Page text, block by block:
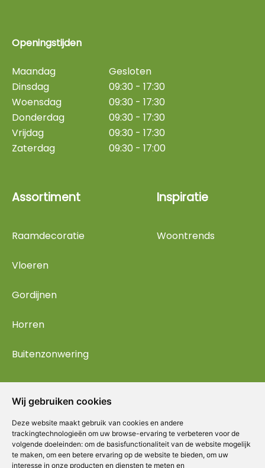
Wij gebruiken cookies
Deze website maakt gebruik van cookies en andere
trackingtechnologieën om uw browse-ervaring te verbeteren voor de
volgende doeleinden: om de basisfunctionaliteit van de website mogelijk
te maken, om een betere ervaring op de website te bieden, om uw
interesse in onze producten en diensten te meten en
Openingstijden
Maandag
Gesloten
Dinsdag
09:30 - 17:30
Woensdag
09:30 - 17:30
Donderdag
09:30 - 17:30
Vrijdag
09:30 - 17:30
Zaterdag
09:30 - 17:00
Assortiment
Raamdecoratie
Vloeren
Gordijnen
Horren
Buitenzonwering
Inspiratie
Woontrends